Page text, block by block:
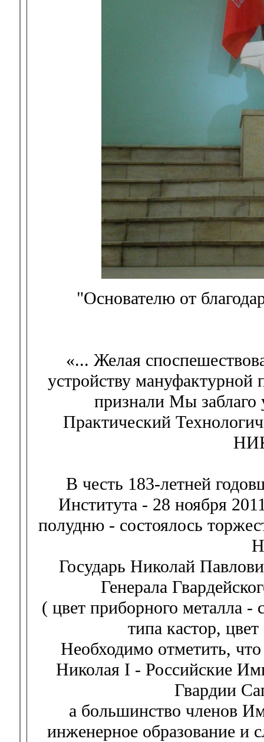
"Основателю от
«... Желая
устройству
признали Мы заблаго
Практический
В честь 183-летней
Института - 28 ноября
полудню - состоялось
Государь Николай
Генерала
( цвет приборного металла -
типа кастор,
Необходимо отметить,
Николая I - Российские
Гвардии
а большинство членов
инженерное образование и